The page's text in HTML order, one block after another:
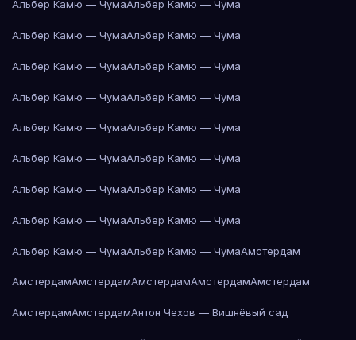
Альбер Камю — ЧумаАльбер Камю — Чума
Альбер Камю — ЧумаАльбер Камю — Чума
Альбер Камю — ЧумаАльбер Камю — Чума
Альбер Камю — ЧумаАльбер Камю — Чума
Альбер Камю — ЧумаАльбер Камю — Чума
Альбер Камю — ЧумаАльбер Камю — Чума
Альбер Камю — ЧумаАльбер Камю — Чума
Альбер Камю — ЧумаАльбер Камю — Чума
Альбер Камю — ЧумаАльбер Камю — ЧумаАмстердам
АмстердамАмстердамАмстердамАмстердамАмстердам
АмстердамАмстердамАнтон Чехов — Вишнёвый сад